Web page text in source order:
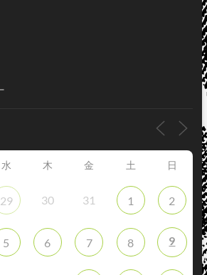
水 木 金 土 日
29 30 31 1 2
5 6 7 8 9